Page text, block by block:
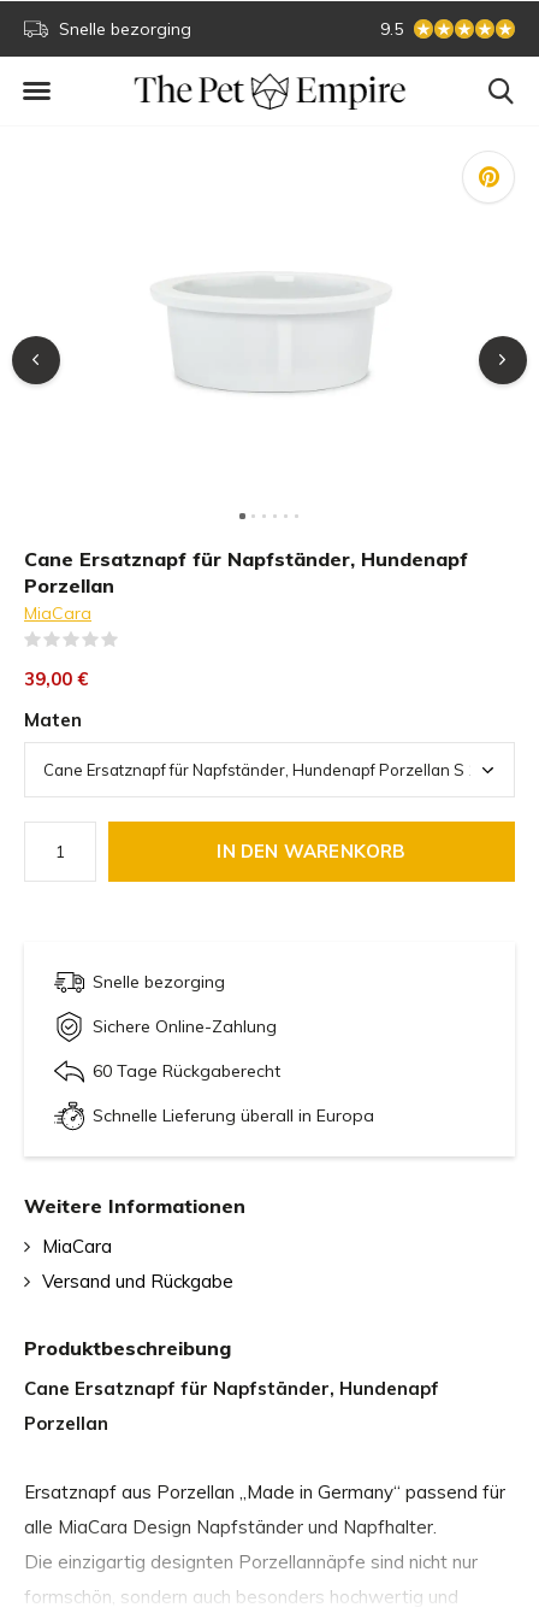
Snelle bezorging Sichere Online-
9.5
Cane Ersatznapf für Napfständer, Hundenapf
Porzellan
MiaCara
39,00 €
Maten
IN DEN WARENKORB
Snelle bezorging
Sichere Online-Zahlung
60 Tage Rückgaberecht
Schnelle Lieferung überall in Europa
Produktbeschreibung
Cane Ersatznapf für Napfständer, Hundenapf
Porzellan
Ersatznapf aus Porzellan „Made in Germany“ passend für
alle MiaCara Design Napfständer und Napfhalter.
Die einzigartig designten Porzellannäpfe sind nicht nur
formschön, sondern auch besonders hochwertig und
Weitere Informationen
MiaCara
Versand und Rückgabe